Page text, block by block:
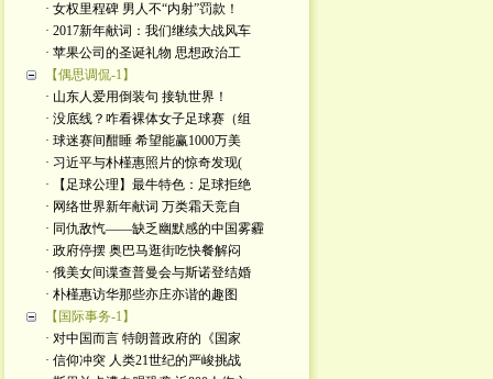
· 女权里程碑 男人不“内射”罚款！
· 2017新年献词：我们继续大战风车
· 苹果公司的圣诞礼物 思想政治工
【偶思调侃-1】
· 山东人爱用倒装句 接轨世界！
· 没底线？咋看裸体女子足球赛（组
· 球迷赛间酣睡 希望能赢1000万美
· 习近平与朴槿惠照片的惊奇发现(
· 【足球公理】最牛特色：足球拒绝
· 网络世界新年献词 万类霜天竞自
· 同仇敌忾——缺乏幽默感的中国雾霾
· 政府停摆 奥巴马逛街吃快餐解闷
· 俄美女间谍查普曼会与斯诺登结婚
· 朴槿惠访华那些亦庄亦谐的趣图
【国际事务-1】
· 对中国而言 特朗普政府的《国家
· 信仰冲突 人类21世纪的严峻挑战